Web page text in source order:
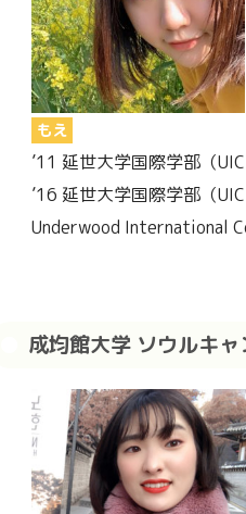
もえ
’11 延世大学国際学部（
’16 延世大学国際学部（
Underwood International
成均館大学 ソウルキャ